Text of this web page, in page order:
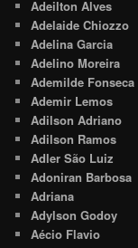
Adeilton Alves
Adelaide Chiozzo
Adelina Garcia
Adelino Moreira
Ademilde Fonseca
Ademir Lemos
Adilson Adriano
Adilson Ramos
Adler São Luiz
Adoniran Barbosa
Adriana
Adylson Godoy
Aécio Flavio